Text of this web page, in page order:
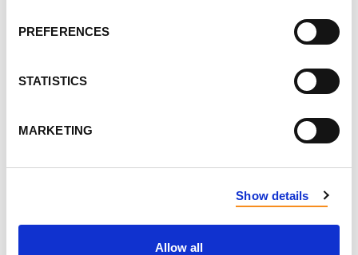
PREFERENCES
STATISTICS
MARKETING
Show details
Allow all
COURRIEL
ADRESSE